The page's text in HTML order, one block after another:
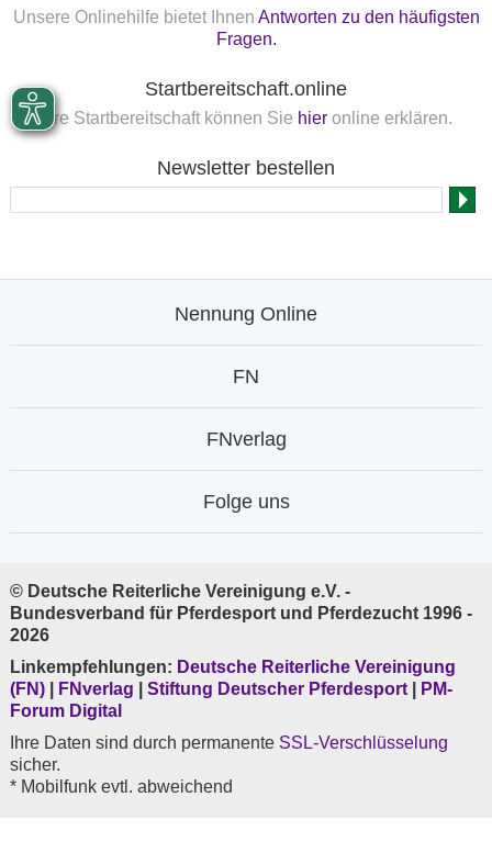
Unsere Onlinehilfe bietet Ihnen Antworten zu den häufigsten
Fragen.
Startbereitschaft.online
Ihre Startbereitschaft können Sie hier online erklären.
Newsletter bestellen
Nennung Online
FN
FNverlag
Folge uns
© Deutsche Reiterliche Vereinigung e.V. -
Bundesverband für Pferdesport und Pferdezucht 1996 -
2026
Linkempfehlungen: Deutsche Reiterliche Vereinigung
(FN)
FNverlag Stiftung Deutscher Pferdesport
PM-
Forum Digital
Ihre Daten sind durch permanente SSL-Verschlüsselung
sicher.
* Mobilfunk evtl. abweichend